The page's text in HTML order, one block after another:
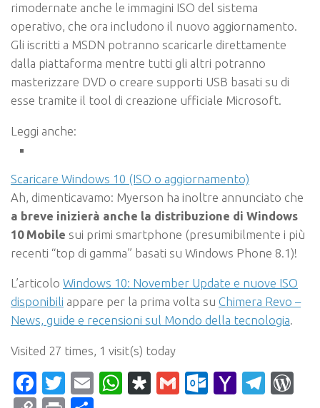
rimodernate anche le immagini ISO del sistema
operativo, che ora includono il nuovo aggiornamento.
Gli iscritti a MSDN potranno scaricarle direttamente
dalla piattaforma mentre tutti gli altri potranno
masterizzare DVD o creare supporti USB basati su di
esse tramite il tool di creazione ufficiale Microsoft.
Leggi anche:
Scaricare Windows 10 (ISO o aggiornamento)
Ah, dimenticavamo: Myerson ha inoltre annunciato che
a breve inizierà anche la distribuzione di Windows
10 Mobile sui primi smartphone (presumibilmente i più
recenti “top di gamma” basati su Windows Phone 8.1)!
L’articolo Windows 10: November Update e nuove ISO
disponibili appare per la prima volta su Chimera Revo –
News, guide e recensioni sul Mondo della tecnologia.
Visited 27 times, 1 visit(s) today
Facebook
Twitter
EmailWhatsApp
Diaspora
Gmail Yahoo